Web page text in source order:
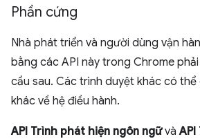
Phần cứng
Nhà phát triển và người dùng vận
bằng các API này trong Chrome
cầu sau. Các trình duyệt khác có
khác về hệ điều hành.
API Trình phát hiện ngôn ngữvà